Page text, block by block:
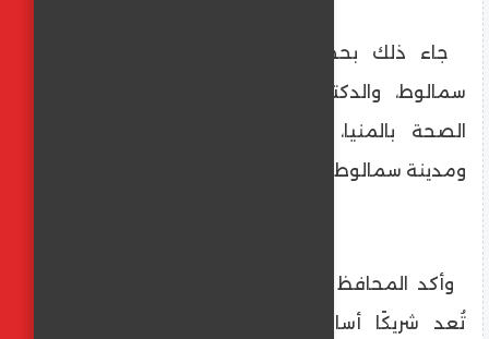
جاء ذلك بحضور الأنبا بفنوتيوس مطران
سمالوط، والدكتور محمود عمر وكيل وزارة
الصحة بالمنيا، وعويس قاسم رئيس مركز
ومدينة سمالوط.
وأكد المحافظ أن مستشفى “الراعي الصالح”
تُعد شريكًا أساسيًا في المنظومة الصحية